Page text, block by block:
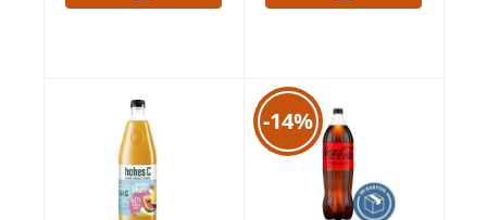
-14%